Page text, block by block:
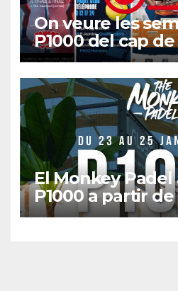
On veure les
P1000 del cap
El Monkey Padel
P1000 a partir